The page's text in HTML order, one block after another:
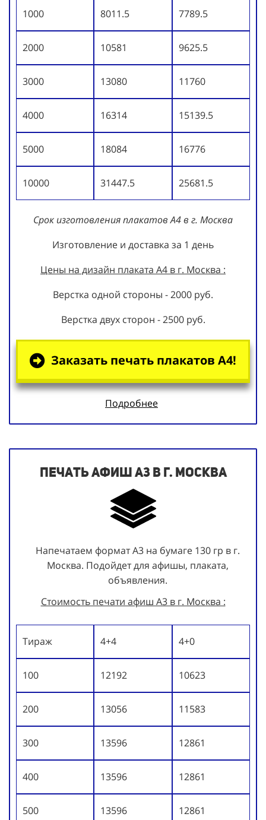
1000 8011.5 7789.5
2000 10581 9625.5
3000 13080 11760
4000 16314 15139.5
5000 18084 16776
10000 31447.5 25681.5
Срок изготовления плакатов А4 в г. Москва
Изготовление и доставка за 1 день
Цены на дизайн плаката А4 в г. Москва :
Верстка одной стороны - 2000 руб.
Верстка двух сторон - 2500 руб.
Заказать печать плакатов А4!
Подробнее
Печать афиш А3 в г. Москва
Напечатаем формат А3 на бумаге 130 гр в г.
Москва. Подойдет для афишы, плаката,
объявления.
Стоимость печати афиш А3 в г. Москва :
Тираж 4+4 4+0
100 12192 10623
200 13056 11583
300 13596 12861
400 13596 12861
500 13596 12861